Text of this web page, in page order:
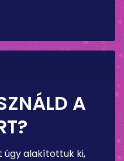
A
úgy alakítottuk ki,